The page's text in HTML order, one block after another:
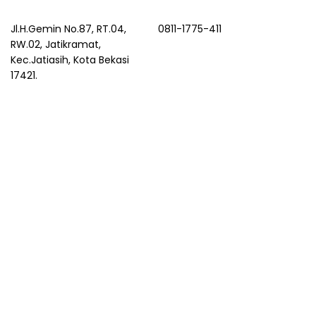
Jl.H.Gemin No.87, RT.04,
RW.02, Jatikramat,
Kec.Jatiasih, Kota Bekasi
17421.
0811-1775-411